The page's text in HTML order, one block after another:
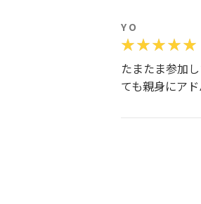
Y O
たまたま参加
ても親身にア